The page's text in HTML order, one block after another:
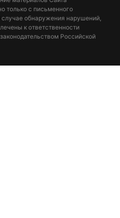
только с письменного
обнаружения нарушений,
к ответственности
Российской